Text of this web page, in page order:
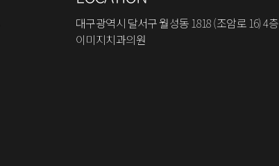
대구광역시 달서구 월성동 1818 (조암로 16) 4층
이미지치과의원